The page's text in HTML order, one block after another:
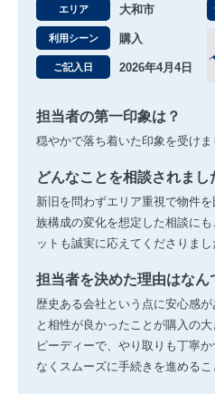
エリア 大和市
利用シーン 購入
ご記入日 2026年4月4日
担当者の第一印象は？
穏やかで落ち着いた印象を受けま
どんなことを相談されまし
新旧を問わずエリア重視で物件
族構成の変化を想定した相談に
ットも誠実に応えてくださりまし
担当者を決めた理由はなん
歴史ある会社という点に安心感
と相性が良かったことが購入の
ピーディーで、やり取りも丁寧
なくスムーズに手続きを進めるこ